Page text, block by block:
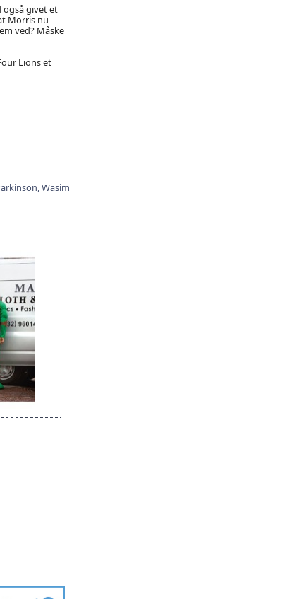
også givet et
Morris nu
ved? Måske
Lions et
Wasim